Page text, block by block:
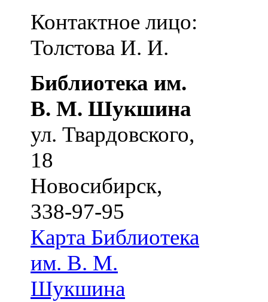
Контактное лицо:
Толстова И. И.
Библиотека им.
В. М. Шукшина
ул. Твардовского,
18
Новосибирск,
338-97-95
Карта Библиотека
им. В. М.
Шукшина